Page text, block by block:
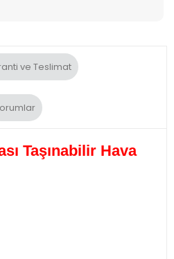
ve Teslimat
Taşınabilir Hava